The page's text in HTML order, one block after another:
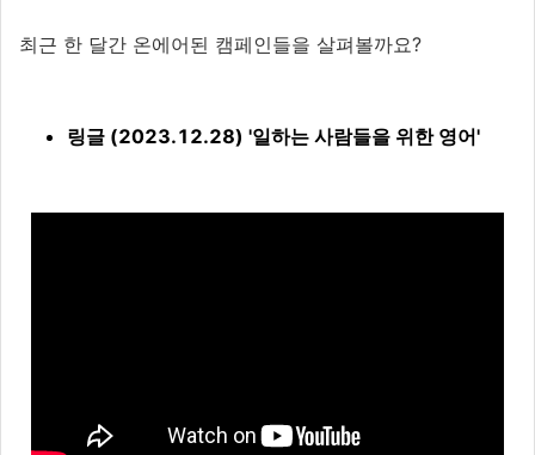
최근 한 달간 온에어된 캠페인들을 살펴볼까요?
링글 (2023.12.28) '일하는 사람들을 위한 영어'